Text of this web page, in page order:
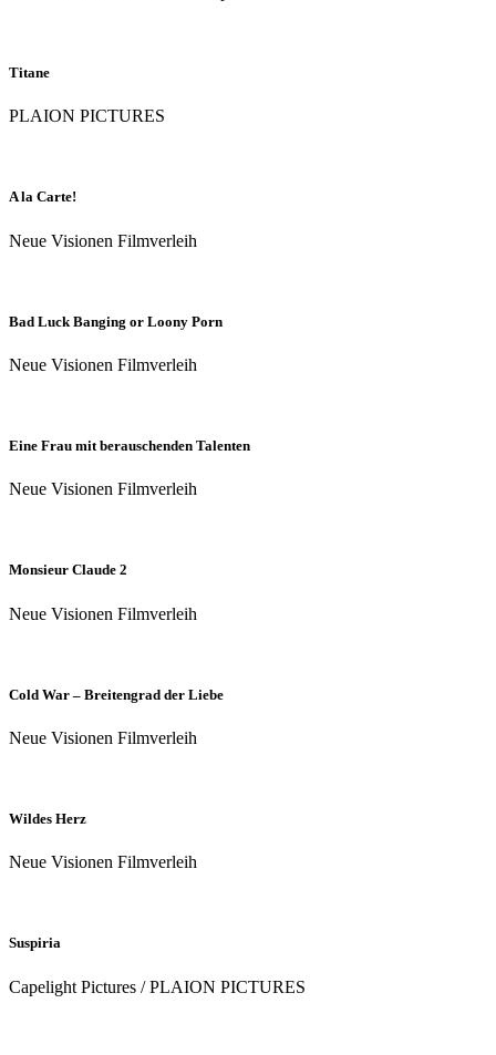
Titane
PLAION PICTURES
A la Carte!
Neue Visionen Filmverleih
Bad Luck Banging or Loony Porn
Neue Visionen Filmverleih
Eine Frau mit berauschenden Talenten
Neue Visionen Filmverleih
Monsieur Claude 2
Neue Visionen Filmverleih
Cold War – Breitengrad der Liebe
Neue Visionen Filmverleih
Wildes Herz
Neue Visionen Filmverleih
Suspiria
Capelight Pictures / PLAION PICTURES